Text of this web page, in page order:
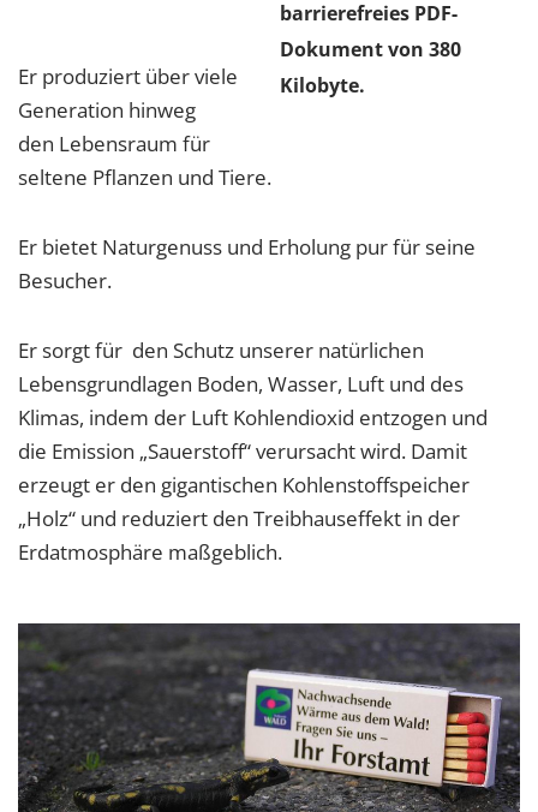
barrierefreies PDF-
Dokument von 380
Kilobyte.
Er produziert über viele
Generation hinweg
den Lebensraum für
seltene Pflanzen und Tiere.
Er bietet Naturgenuss und Erholung pur für seine
Besucher.
Er sorgt für den Schutz unserer natürlichen
Lebensgrundlagen Boden, Wasser, Luft und des
Klimas, indem der Luft Kohlendioxid entzogen und
die Emission „Sauerstoff“ verursacht wird. Damit
erzeugt er den gigantischen Kohlenstoffspeicher
„Holz“ und reduziert den Treibhauseffekt in der
Erdatmosphäre maßgeblich.